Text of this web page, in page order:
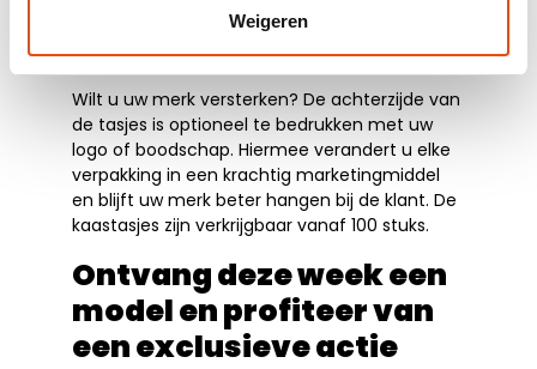
Weigeren
voor extra
zichtbaarheid
Wilt u uw merk versterken? De achterzijde van
de tasjes is optioneel te bedrukken met uw
logo of boodschap. Hiermee verandert u elke
verpakking in een krachtig marketingmiddel
en blijft uw merk beter hangen bij de klant. De
kaastasjes zijn verkrijgbaar vanaf 100 stuks.
Ontvang deze week een
model en profiteer van
een exclusieve actie